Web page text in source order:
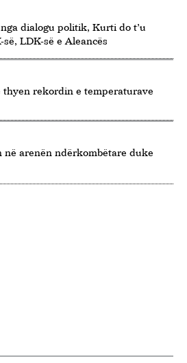
dialogu politik, Kurti do t’u
LDK-së e Aleancës
thyen rekordin e temperaturave
në arenën ndërkombëtare duke